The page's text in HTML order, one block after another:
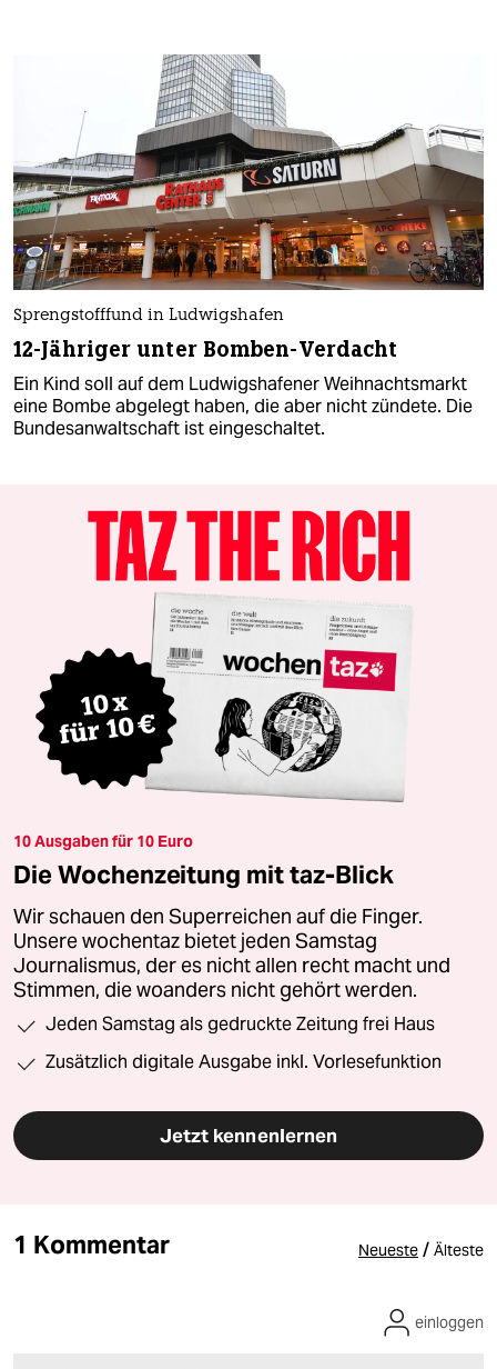
Sprengstofffund in Ludwigshafen
12-Jähriger unter Bomben-Verdacht
Ein Kind soll auf dem Ludwigshafener Weihnachtsmarkt
eine Bombe abgelegt haben, die aber nicht zündete. Die
Bundesanwaltschaft ist eingeschaltet.
10 Ausgaben für 10 Euro
Die Wochenzeitung mit taz-Blick
Wir schauen den Superreichen auf die Finger.
Unsere wochentaz bietet jeden Samstag
Journalismus, der es nicht allen recht macht und
Stimmen, die woanders nicht gehört werden.
Jeden Samstag als gedruckte Zeitung frei Haus
Zusätzlich digitale Ausgabe inkl. Vorlesefunktion
Jetzt kennenlernen
1 Kommentar Neueste / Älteste
einloggen